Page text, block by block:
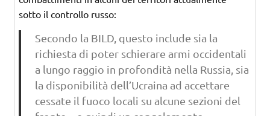
sotto il controllo russo:
Secondo la BILD, questo include sia la
richiesta di poter schierare armi occidentali
a lungo raggio in profondità nella Russia, sia
la disponibilità dell’Ucraina ad accettare
cessate il fuoco locali su alcune sezioni del